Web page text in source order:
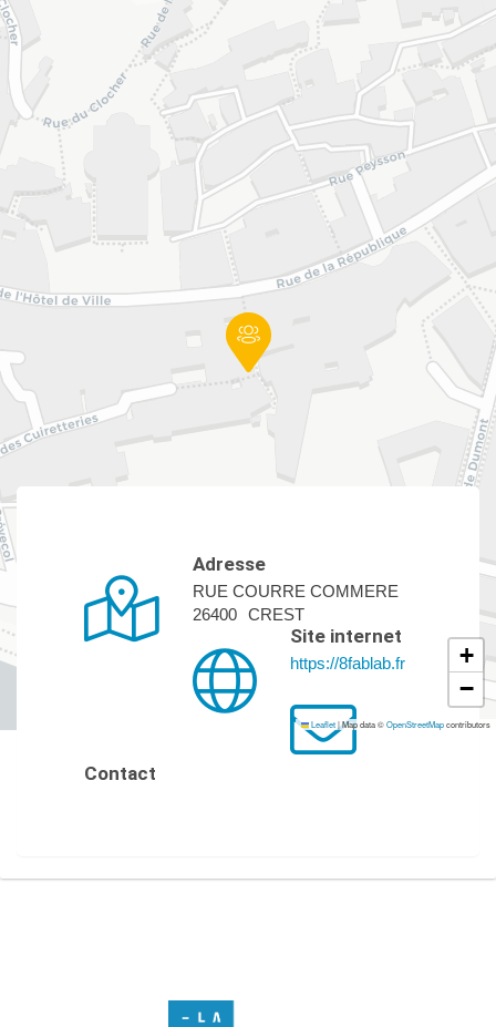
+
−
Leaflet|Map data ©OpenStreetMapcontributors
Adresse
RUE COURRE COMMERE
26400 CREST
Site internet
https://8fablab.fr
Contact